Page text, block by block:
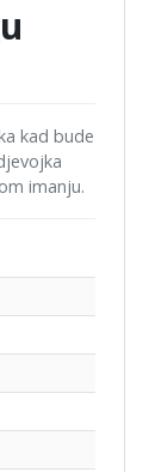
kad bude
imanju.